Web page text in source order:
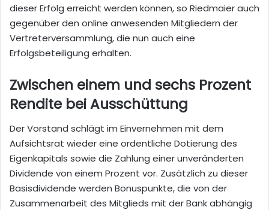
dieser Erfolg erreicht werden können, so Riedmaier auch
gegenüber den online anwesenden Mitgliedern der
Vertreterversammlung, die nun auch eine
Erfolgsbeteiligung erhalten.
Zwischen einem und sechs Prozent
Rendite bei Ausschüttung
Der Vorstand schlägt im Einvernehmen mit dem
Aufsichtsrat wieder eine ordentliche Dotierung des
Eigenkapitals sowie die Zahlung einer unveränderten
Dividende von einem Prozent vor. Zusätzlich zu dieser
Basisdividende werden Bonuspunkte, die von der
Zusammenarbeit des Mitglieds mit der Bank abhängig